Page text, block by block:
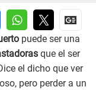
puede ser una
que el ser
el dicho que ver
pero perder a un